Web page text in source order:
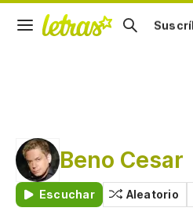
Beno Cesar
Escuchar Aleatorio